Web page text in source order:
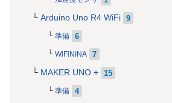
Arduino Uno R4 WiFi 9
準備 6
WiFiNINA 7
MAKER UNO + 15
準備 4